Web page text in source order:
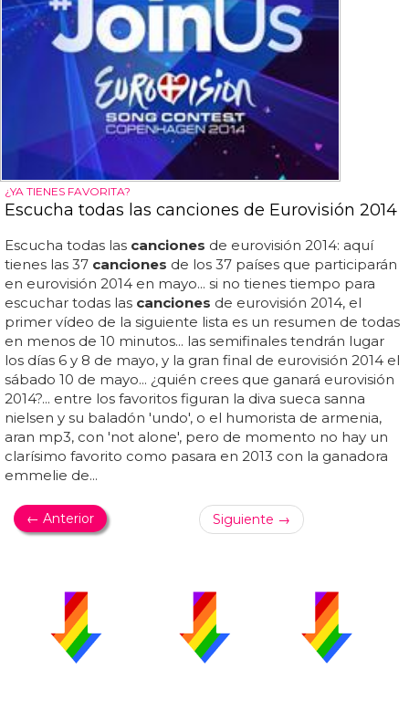
¿YA TIENES FAVORITA?
Escucha todas las canciones de Eurovisión 2014
Escucha todas las canciones de eurovisión 2014: aquí
tienes las 37 canciones de los 37 países que participarán
en eurovisión 2014 en mayo... si no tienes tiempo para
escuchar todas las canciones de eurovisión 2014, el
primer vídeo de la siguiente lista es un resumen de todas
en menos de 10 minutos... las semifinales tendrán lugar
los días 6 y 8 de mayo, y la gran final de eurovisión 2014 el
sábado 10 de mayo... ¿quién crees que ganará eurovisión
2014?... entre los favoritos figuran la diva sueca sanna
nielsen y su baladón 'undo', o el humorista de armenia,
aran mp3, con 'not alone', pero de momento no hay un
clarísimo favorito como pasara en 2013 con la ganadora
emmelie de...
← Anterior Siguiente →